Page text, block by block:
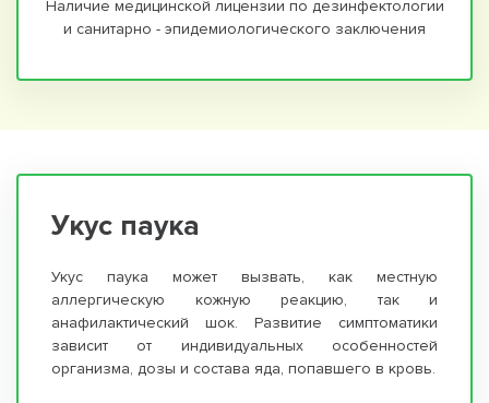
Наличие медицинской лицензии по дезинфектологии
и санитарно - эпидемиологического заключения
Укус паука
Укус паука может вызвать, как местную
аллергическую кожную реакцию, так и
анафилактический шок. Развитие симптоматики
зависит от индивидуальных особенностей
организма, дозы и состава яда, попавшего в кровь.